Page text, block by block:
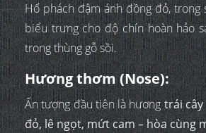
Hổ phách đậm ánh đồng đỏ, trong
biểu trưng cho độ chín hoàn hảo
trong thùng gỗ sồi.
Hương thơm (Nose):
Ấn tượng đầu tiên là hươngtrái
đỏ, lê ngọt, mứt cam – hòa cùng